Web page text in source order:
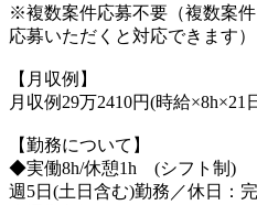
※複数案件応募不要（複数案
応募いただくと対応できます）
【月収例】
月収例29万2410円(時給×8h×21
【勤務について】
◆実働8h/休憩1h (シフト制)
週5日(土日含む)勤務／休日：